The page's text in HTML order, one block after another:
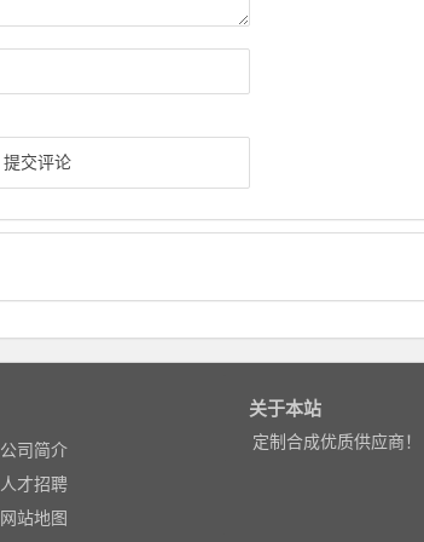
公司简介
人才招聘
网站地图
关于本站
定制合成优质供应商！